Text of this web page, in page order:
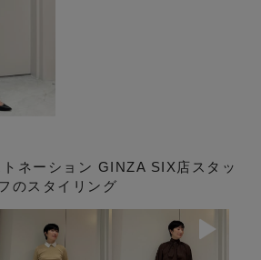
ネーション GINZA SIX店スタッ
のスタイリング